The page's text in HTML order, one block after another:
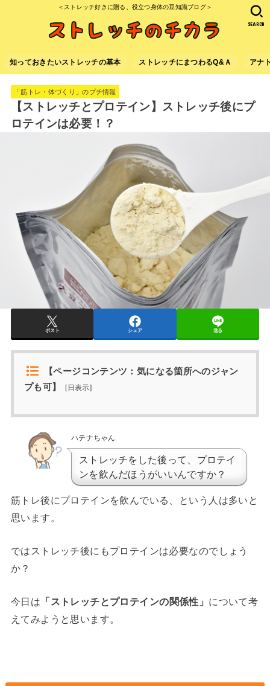
＜ストレッチ好きに贈る、役立つ身体の豆知識ブログ＞
知っておきたいストレッチの基本 ストレッチにまつわるQ&Ａ アナ
SEARCH
「筋トレ・体づくり」のプチ情報
【ストレッチとプロテイン】ストレッチ後にプ
ロテインは必要！？
ポスト シェア 送る
【ページコンテンツ：気になる箇所へのジャン
プも可】
[日表示]
ハテナちゃん
ストレッチをした後って、プロテイ
ンを飲んだほうがいいんですか？
筋トレ後にプロテインを飲んでいる、という人は多いと
思います。
ではストレッチ後にもプロテインは必要なのでしょう
か？
今日は 「ストレッチとプロテインの関係性」 について考
えてみようと思います。